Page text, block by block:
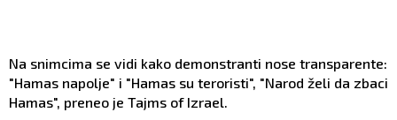
Na snimcima se vidi kako demonstranti nose transparente:
"Hamas napolje" i "Hamas su teroristi", "Narod želi da zbaci
Hamas", preneo je Tajms of Izrael.